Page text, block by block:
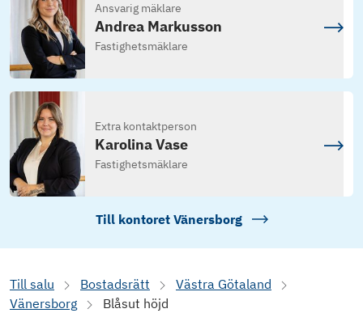
Ansvarig mäklare
Andrea Markusson
Fastighetsmäklare
Extra kontaktperson
Karolina Vase
Fastighetsmäklare
Till kontoret Vänersborg
Till salu Bostadsrätt
Västra Götaland
Vänersborg
Blåsut höjd